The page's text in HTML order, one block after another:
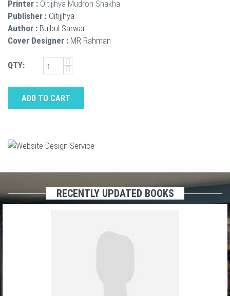
Printer : Oitijjhya Mudron Shakha
Publisher : Oitijjhya
Author : Bulbul Sarwar
Cover Designer : MR Rahman
QTY:
ADD TO CART
RECENTLY UPDATED BOOKS